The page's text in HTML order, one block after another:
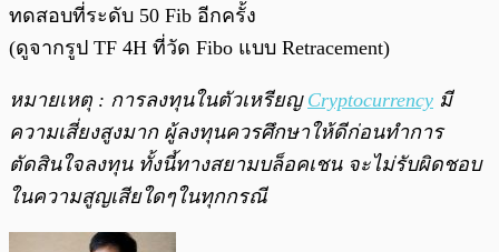
ทดสอบที่ระดับ 50 Fib อีกครั้ง
(ดูจากรูป TF 4H ที่วัด Fibo แบบ Retracement)
หมายเหตุ : การลงทุนในตัวเหรียญ Cryptocurrency มี
ความเสี่ยงสูงมาก ผู้ลงทุนควรศึกษาให้ดีก่อนทำการ
ตัดสินใจลงทุน ทั้งนี้ทางสยามบล็อคเชน จะไม่รับผิดชอบ
ในความสูญเสียใดๆในทุกกรณี